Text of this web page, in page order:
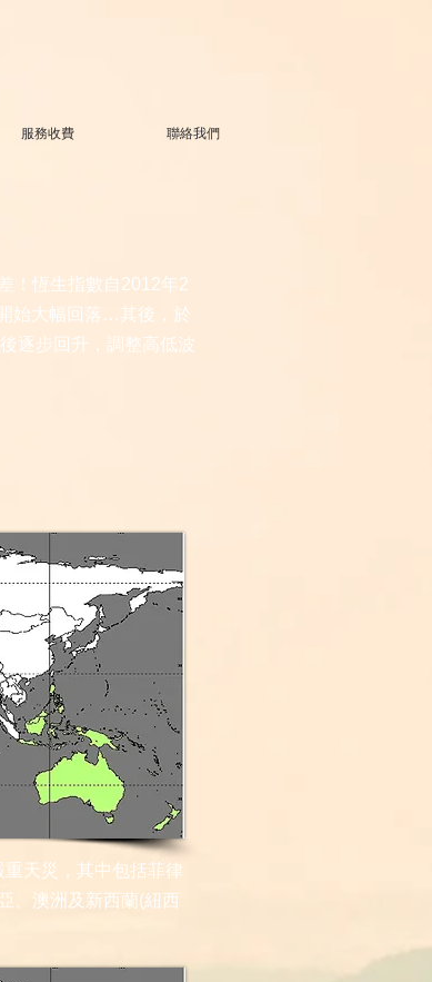
服務收費 聯絡我們
！恆生指數自2012年2
始大幅回落…其後，於
逐步回升，調整高低波
天災，其中包括菲律
、澳洲及新西蘭(紐西